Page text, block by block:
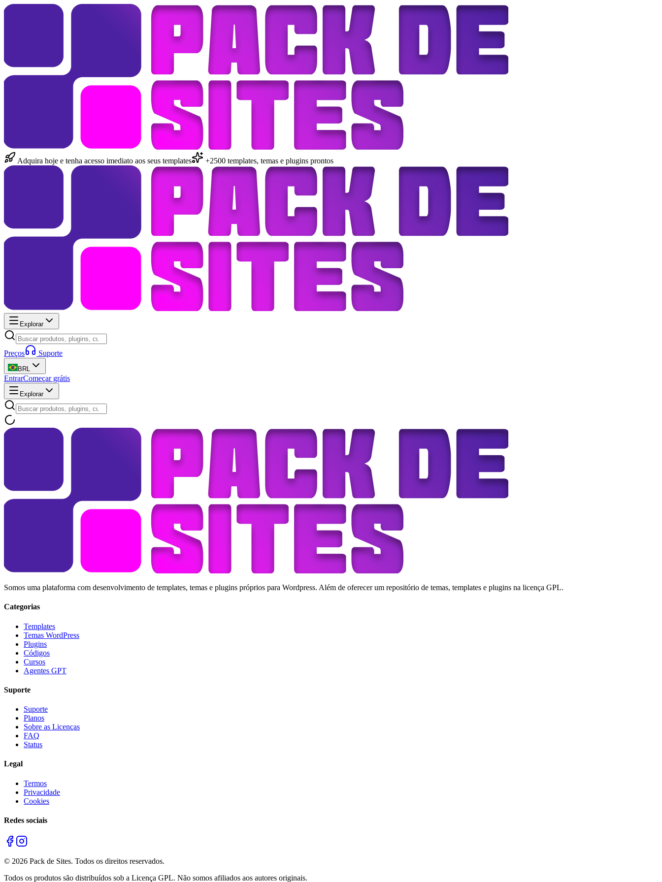
Adquira hoje e tenha acesso imediato aos seus templates +2500 templates, temas e plugins prontos
Explorar
Preços Suporte
BRL
EntrarComeçar grátis
Explorar
Somos uma plataforma com desenvolvimento de templates, temas e plugins próprios para Wordpress. Além de oferecer um repositório de temas, templates e plugins na licença GPL.
Categorias
Templates
Temas WordPress
Plugins
Códigos
Cursos
Agentes GPT
Suporte
Suporte
Planos
Sobre as Licenças
FAQ
Status
Legal
Termos
Privacidade
Cookies
Redes sociais
© 2026 Pack de Sites. Todos os direitos reservados.
Todos os produtos são distribuídos sob a Licença GPL. Não somos afiliados aos autores originais.